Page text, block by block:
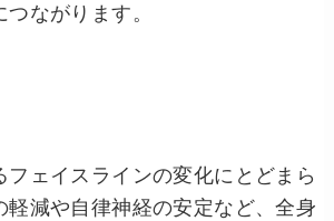
ながります。
フェイスラインの変化にとどまら
軽減や自律神経の安定など、全身